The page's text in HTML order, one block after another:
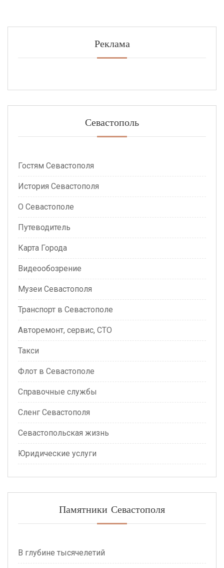
Реклама
Севастополь
Гостям Севастополя
История Севастополя
О Севастополе
Путеводитель
Карта Города
Видеообозрение
Музеи Севастополя
Транспорт в Севастополе
Авторемонт, сервис, СТО
Такси
Флот в Севастополе
Справочные службы
Сленг Севастополя
Севастопольская жизнь
Юридические услуги
Памятники Севастополя
В глубине тысячелетий